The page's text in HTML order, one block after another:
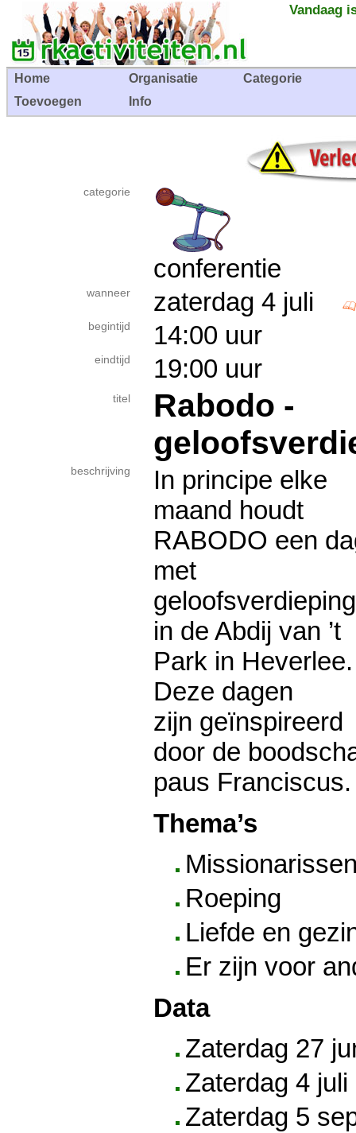
Vandaag
Home Organisatie
Categorie
Toevoegen
Info
categorie
conferentie
wanneer zaterdag 4 juli
begintijd 14:00 uur
eindtijd 19:00 uur
titel
Rabodo -
beschrijving
In principe elke
maand houdt
RABODO een
met
geloofsverdieping
in de Abdij van ’t
Park in Heverlee.
Deze dagen
zijn geïnspireerd
door de
paus Franciscus.
Thema’s
Roeping
Liefde en
Er zijn voor
Data
Zaterdag 27
Zaterdag 4 juli
Zaterdag 5